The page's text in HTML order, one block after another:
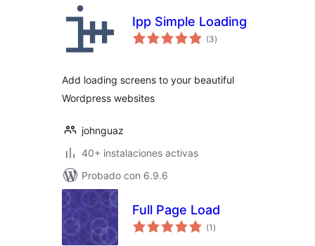
Ipp Simple Loading
(3valoraciones
en
)
Add loading screens to your beautiful
Wordpress websites
johnguaz
40+ instalaciones activas
Probado con 6.9.6
Full Page Load
(1 valoraciones
en
)